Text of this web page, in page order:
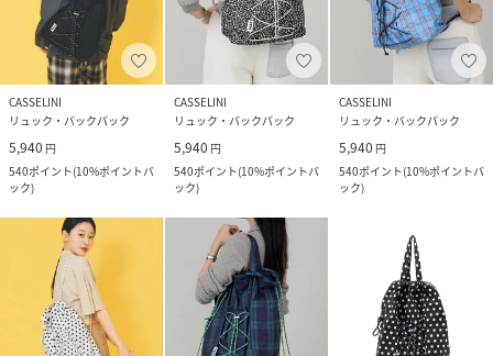
CASSELINI
リュック・バックパック
5,940 円
540ポイント(10%ポイントバ
ック)
CASSELINI
リュック・バックパック
5,940 円
540ポイント(10%ポイントバ
ック)
CASSELINI
リュック・バックパック
5,940 円
540ポイント(10%ポイントバ
ック)